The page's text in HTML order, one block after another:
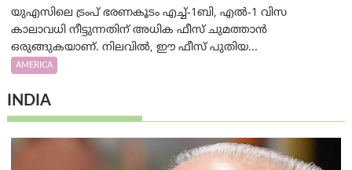
യുഎസിലെ ട്രംപ് ഭരണകൂടം എച്ച്-1ബി, എൽ-1 വിസ
കാലാവധി നീട്ടുന്നതിന് അധിക ഫീസ് ചുമത്താൻ
ഒരുങ്ങുകയാണ്. നിലവിൽ, ഈ ഫീസ് പുതിയ...
AMERICA
INDIA